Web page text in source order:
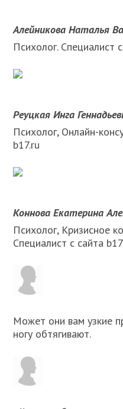
Алейникова Наталья
Психолог. Специалист
Реуцкая Инга
Психолог, Онлайн-
b17.ru
Коннова Екатерина
Психолог, Кризисное
Специалист с сайта
Может они вам узкие
ногу обтягивают.